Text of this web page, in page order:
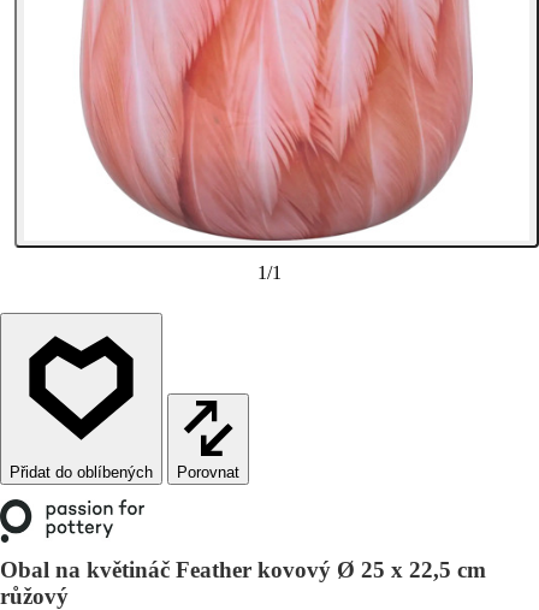
1/1
Porovnat
Obal na květináč Feather kovový Ø 25 x 22,5 cm
růžový